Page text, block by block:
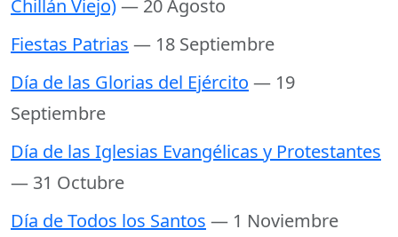
Chillán Viejo)— 20 Agosto
Fiestas Patrias — 18 Septiembre
Día de las Glorias del Ejército — 19
Septiembre
Día de las Iglesias Evangélicas y Protestantes
— 31 Octubre
Día de Todos los Santos — 1 Noviembre